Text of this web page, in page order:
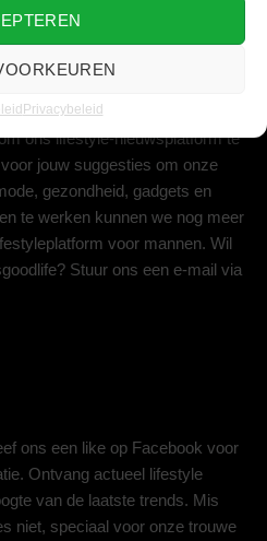
Privacybeleid
ons lifestyle-nieuwsplatform te
jouw suggesties om onze
gezondheid, gadgets en
te werken kunnen we nog meer
voor mannen. Wil
Stuur ons een e-mail via
ons een like op Facebook voor
Ontvang actueel lifestyle
van de laatste trends. Mis
niet, speciaal voor onze trouwe